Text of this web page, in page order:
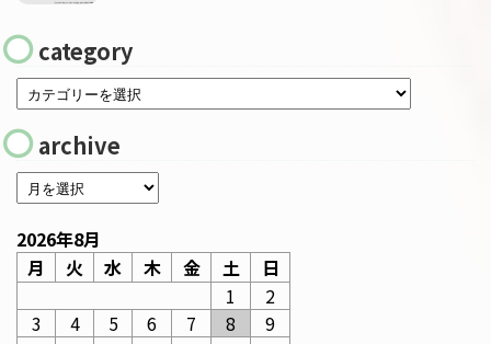
category
archive
2026年8月
月
火 水 木 金 土
日
1
2
3
4 5 6 7 8
9